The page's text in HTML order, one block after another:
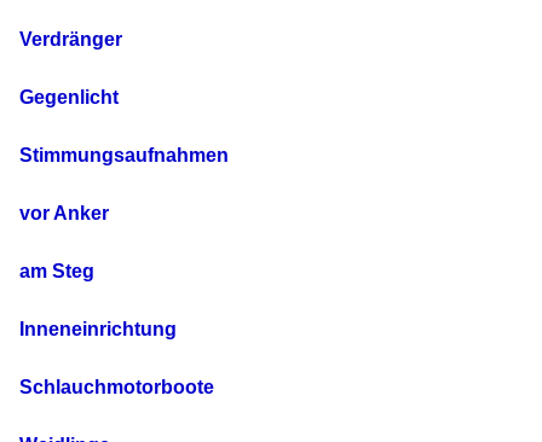
Verdränger
Gegenlicht
Stimmungsaufnahmen
vor Anker
am Steg
Inneneinrichtung
Schlauchmotorboote